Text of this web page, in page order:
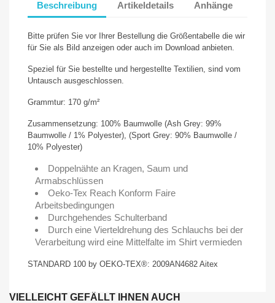
Beschreibung Artikeldetails Anhänge
Bitte prüfen Sie vor Ihrer Bestellung die Größentabelle die wir
für Sie als Bild anzeigen oder auch im Download anbieten.
Speziel für Sie bestellte und hergestellte Textilien, sind vom
Untausch ausgeschlossen.
Grammtur: 170 g/m²
Zusammensetzung: 100% Baumwolle (Ash Grey: 99%
Baumwolle / 1% Polyester), (Sport Grey: 90% Baumwolle /
10% Polyester)
Doppelnähte an Kragen, Saum und
Armabschlüssen
Oeko-Tex Reach Konform Faire
Arbeitsbedingungen
Durchgehendes Schulterband
Durch eine Vierteldrehung des Schlauchs bei der
Verarbeitung wird eine Mittelfalte im Shirt vermieden
STANDARD 100 by OEKO-TEX®: 2009AN4682 Aitex
VIELLEICHT GEFÄLLT IHNEN AUCH